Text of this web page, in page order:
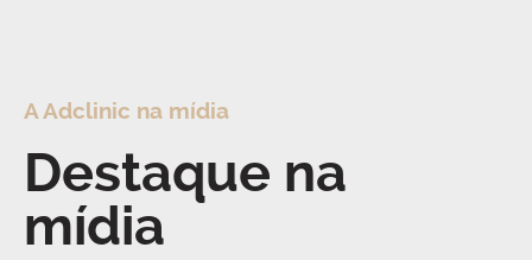
A Adclinic na mídia
Destaque na
mídia